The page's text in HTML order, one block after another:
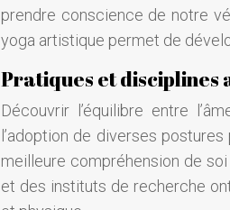
prendre conscience de notre
yoga artistique permet de
Pratiques et disciplines
Découvrir l’équilibre entre
l’adoption de diverses
meilleure compréhension de
et des instituts de recherche